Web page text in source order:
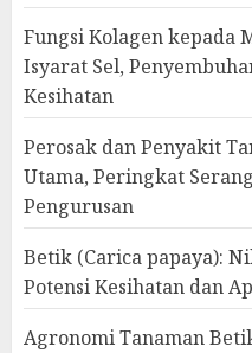
Fungsi Kolagen kepada
Isyarat Sel,
Kesihatan
Perosak dan Penyakit
Utama, Peringkat
Pengurusan
Betik (Carica papaya):
Potensi Kesihatan dan
Agronomi Tanaman